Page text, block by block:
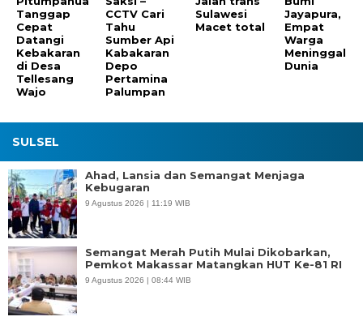
Tanggap
Cepat
Datangi
Kebakaran
di Desa
Tellesang
Wajo
CCTV Cari
Tahu
Sumber Api
Kabakaran
Depo
Pertamina
Palumpan
Sulawesi
Macet total
Jayapura,
Empat
Warga
Meninggal
Dunia
SULSEL
Ahad, Lansia dan Semangat Menjaga
Kebugaran
9 Agustus 2026 | 11:19 WIB
Semangat Merah Putih Mulai Dikobarkan,
Pemkot Makassar Matangkan HUT Ke-81 RI
9 Agustus 2026 | 08:44 WIB